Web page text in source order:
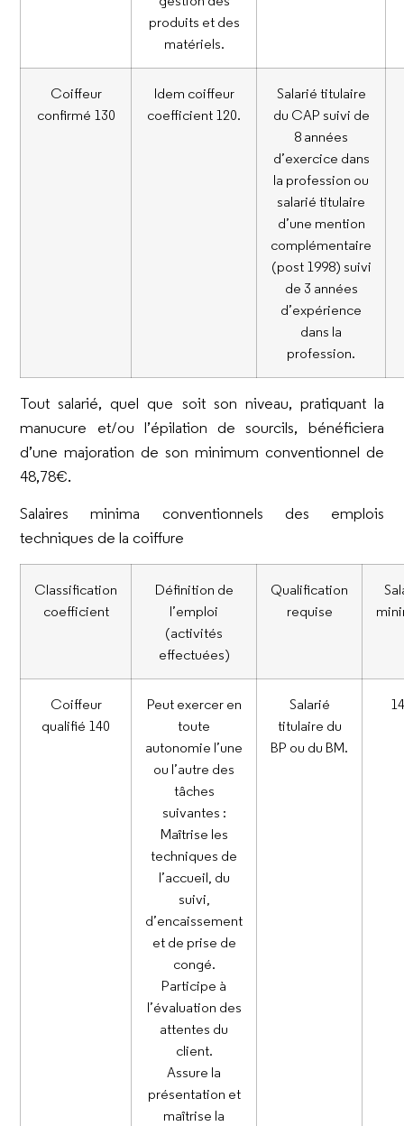
produits et des
matériels.
Coiffeur
confirmé 130
Idem coiffeur
coefficient 120.
Salarié titulaire
du CAP suivi de
8 années
d’exercice dans
la profession ou
salarié titulaire
d’une mention
complémentaire
(post 1998) suivi
de 3 années
d’expérience
dans la
profession.
Tout salarié, quel que soit son niveau, pratiquant la
manucure et/ou l’épilation de sourcils, bénéficiera
d’une majoration de son minimum conventionnel de
48,78€.
Salaires minima conventionnels des emplois
techniques de la coiffure
Classification
coefficient
Définition de
l’emploi
(activités
effectuées)
Qualification
requise
Coiffeur
qualifié 140
Peut exercer en
toute
autonomie l’une
ou l’autre des
tâches
suivantes :
Maîtrise les
techniques de
l’accueil, du
suivi,
d’encaissement
et de prise de
congé.
Participe à
l’évaluation des
attentes du
client.
Assure la
présentation et
maîtrise la
Salarié
titulaire du
BP ou du BM.